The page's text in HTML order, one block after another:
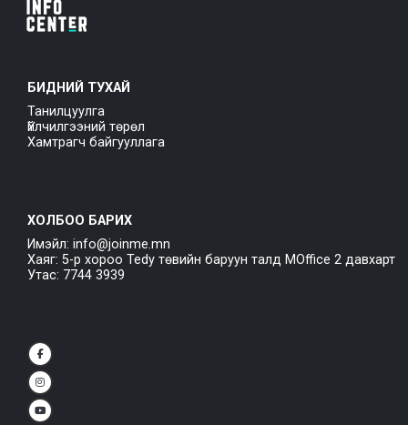
БИДНИЙ ТУХАЙ
Танилцуулга
Үйлчилгээний төрөл
Хамтрагч байгууллага
ХОЛБОО БАРИХ
Имэйл: info@joinme.mn
Хаяг: 5-р хороо Tedy төвийн баруун талд MOffice 2 давхарт
Утас: 7744 3939